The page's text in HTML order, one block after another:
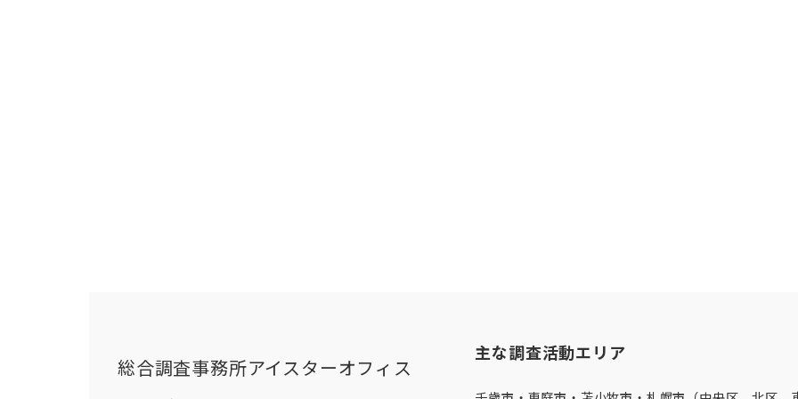
総合調査事務所アイスターオフィス
主な調査活動エリア